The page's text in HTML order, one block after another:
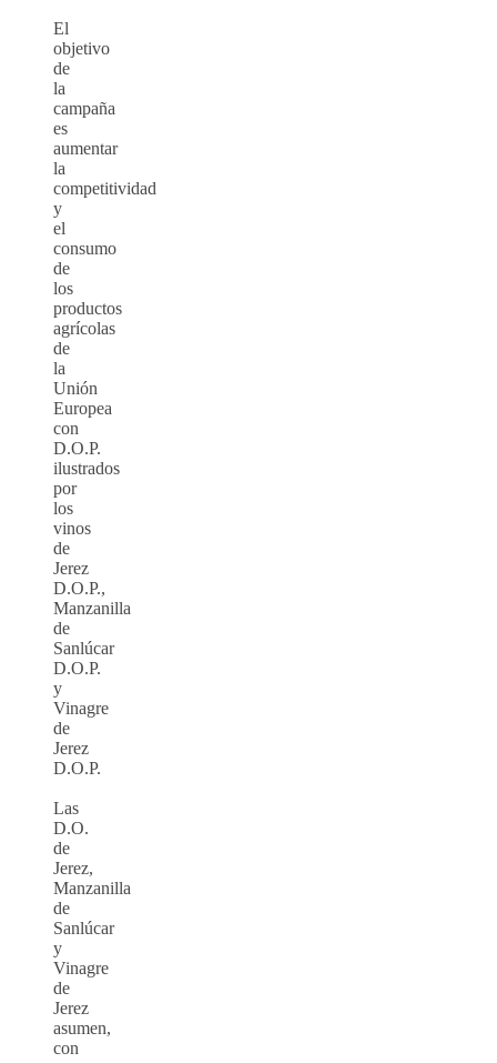
El
objetivo
de
la
campaña
es
aumentar
la
competitividad
y
el
consumo
de
los
productos
agrícolas
de
la
Unión
Europea
con
D.O.P.
ilustrados
por
los
vinos
de
Jerez
D.O.P.,
Manzanilla
de
Sanlúcar
D.O.P.
y
Vinagre
de
Jerez
D.O.P.
Las
D.O.
de
Jerez,
Manzanilla
de
Sanlúcar
y
Vinagre
de
Jerez
asumen,
con